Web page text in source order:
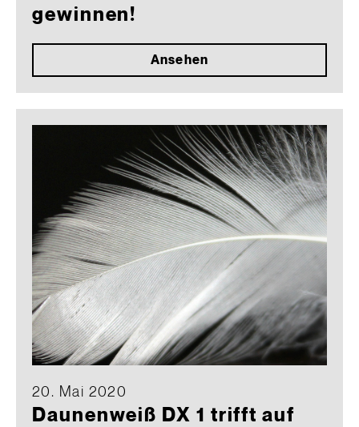
gewinnen!
Ansehen
20. Mai 2020
Daunenweiß DX 1 trifft auf